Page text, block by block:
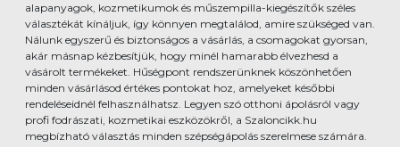
alapanyagok, kozmetikumok és műszempilla-kiegészítők széles
választékát kínáljuk, így könnyen megtalálod, amire szükséged van.
Nálunk egyszerű és biztonságos a vásárlás, a csomagokat gyorsan,
akár másnap kézbesítjük, hogy minél hamarabb élvezhesd a
vásárolt termékeket. Hűségpont rendszerünknek köszönhetően
minden vásárlásod értékes pontokat hoz, amelyeket későbbi
rendeléseidnél felhasználhatsz. Legyen szó otthoni ápolásról vagy
profi fodrászati, kozmetikai eszközökről, a Szaloncikk.hu
megbízható választás minden szépségápolás szerelmese számára.